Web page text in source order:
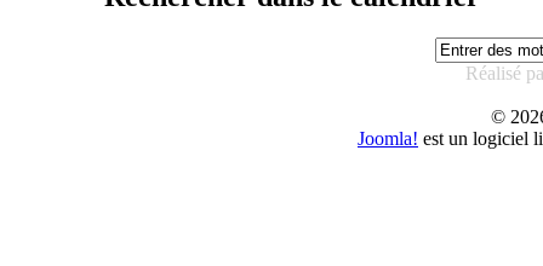
Réalisé
©
Joomla! est un logiciel